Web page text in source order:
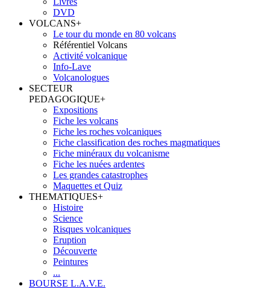
DVD
VOLCANS+
Le tour du monde en 80 volcans
Référentiel Volcans
Activité volcanique
Info-Lave
Volcanologues
SECTEUR
PEDAGOGIQUE+
Expositions
Fiche les volcans
Fiche les roches volcaniques
Fiche classification des roches magmatiques
Fiche minéraux du volcanisme
Fiche les nuées ardentes
Les grandes catastrophes
Maquettes et Quiz
THEMATIQUES+
Histoire
Science
Risques volcaniques
Eruption
Découverte
Peintures
...
BOURSE L.A.V.E.